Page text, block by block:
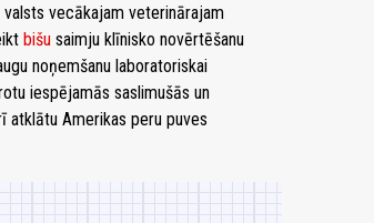
vecākajam veterinārajam
bišu saimju klīnisko novērtēšanu
noņemšanu laboratoriskai
iespējamās saslimušās un
atklātu Amerikas peru puves